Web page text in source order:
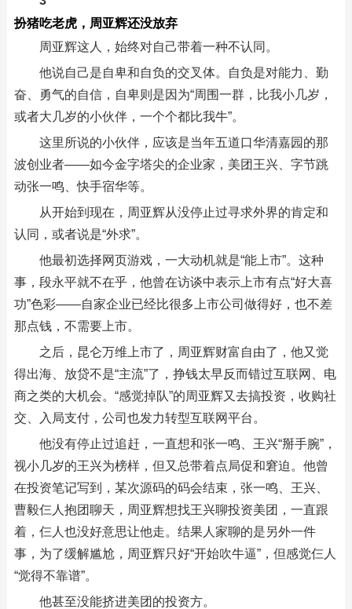
扮猪吃老虎，周亚辉还没放弃
周亚辉这人，始终对自己带着一种不认同。
他说自己是自卑和自负的交叉体。自负是对能力、勤
奋、勇气的自信，自卑则是因为“周围一群，比我小几岁，
或者大几岁的小伙伴，一个个都比我牛”。
这里所说的小伙伴，应该是当年五道口华清嘉园的那
波创业者——如今金字塔尖的企业家，美团王兴、字节跳
动张一鸣、快手宿华等。
从开始到现在，周亚辉从没停止过寻求外界的肯定和
认同，或者说是“外求”。
他最初选择网页游戏，一大动机就是“能上市”。这种
事，段永平就不在乎，他曾在访谈中表示上市有点“好大喜
功”色彩——自家企业已经比很多上市公司做得好，也不差
那点钱，不需要上市。
之后，昆仑万维上市了，周亚辉财富自由了，他又觉
得出海、放贷不是“主流”了，挣钱太早反而错过互联网、电
商之类的大机会。“感觉掉队”的周亚辉又去搞投资，收购社
交、入局支付，公司也发力转型互联网平台。
他没有停止过追赶，一直想和张一鸣、王兴“掰手腕”，
视小几岁的王兴为榜样，但又总带着点局促和窘迫。他曾
在投资笔记写到，某次源码的码会结束，张一鸣、王兴、
曹毅仨人抱团聊天，周亚辉想找王兴聊投资美团，一直跟
着，仨人也没好意思让他走。结果人家聊的是另外一件
事，为了缓解尴尬，周亚辉只好“开始吹牛逼”，但感觉仨人
“觉得不靠谱”。
他甚至没能挤进美团的投资方。